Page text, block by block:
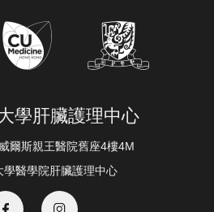
學肝臟護理中心
爾斯親王醫院舊座4樓4M
學醫學院肝臟護理中心